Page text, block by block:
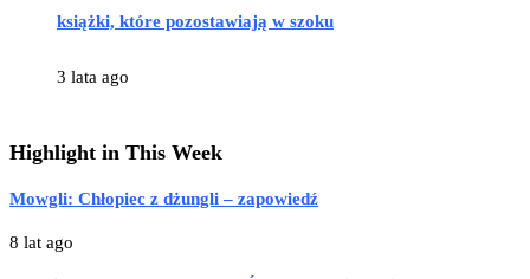
książki, które pozostawiają w szoku
3 lata ago
Highlight in This Week
Mowgli: Chłopiec z dżungli – zapowiedź
8 lat ago